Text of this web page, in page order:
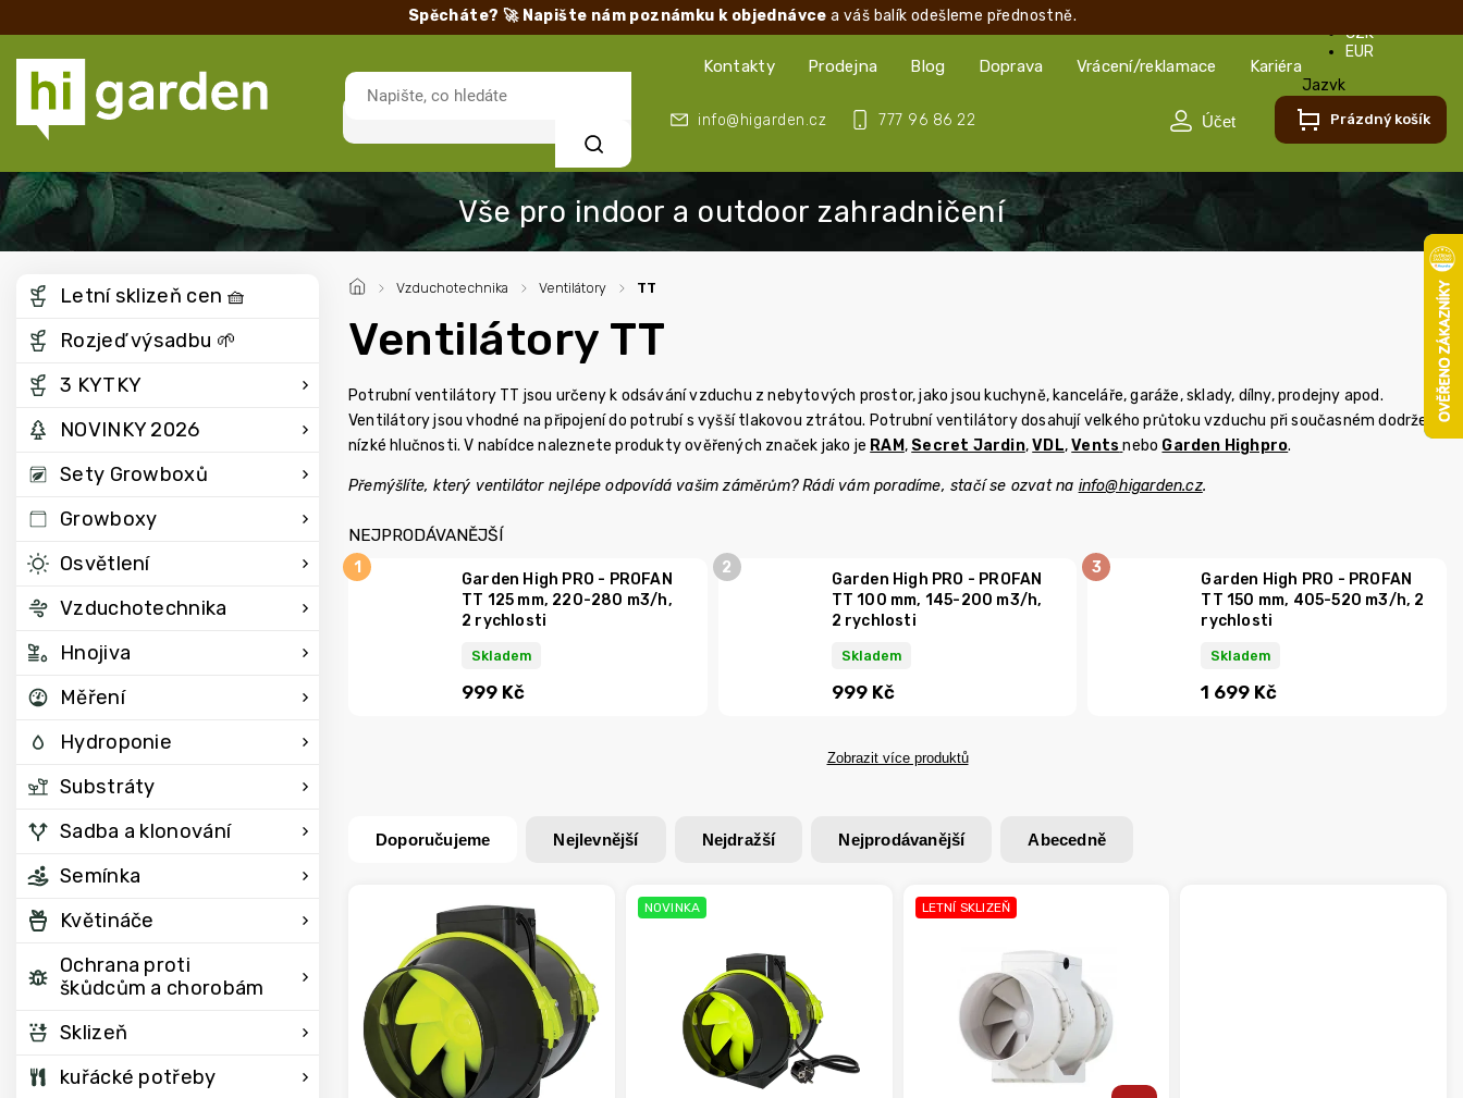
Spěcháte? 🚀 Napište nám poznámku k objednávce a váš balík odešleme přednostně.
777 96 86 22
info@higarden.cz
Kontakty Prodejna Blog Doprava Vrácení/reklamace Kariéra
CZK
EUR
Jazyk
Čeština
Hledat
Prázdný košík
/ Vzduchotechnika / Ventilátory / TT
Letní sklizeň cen 🧺
Rozjeď výsadbu 🌱
3 KYTKY
NOVINKY 2026
Sety Growboxů
Growboxy
Osvětlení
Vzduchotechnika
Hnojiva
Měření
Hydroponie
Substráty
Sadba a klonování
Semínka
Květináče
Ochrana proti
škůdcům a chorobám
Sklizeň
kuřácké potřeby
Ventilátory TT
Potrubní ventilátory TT jsou určeny k odsávání vzduchu z nebytových prostor, jako jsou kuchyně, kanceláře, garáže, sklady, dílny, prodejny apod.
Ventilátory jsou vhodné na připojení do potrubí s vyšší tlakovou ztrátou. Potrubní ventilátory dosahují velkého průtoku vzduchu při současném dodržení
nízké hlučnosti. V nabídce naleznete produkty ověřených značek jako je RAM, Secret Jardin,VDL,Vents nebo Garden Highpro.
Přemýšlíte, který ventilátor nejlépe odpovídá vašim záměrům? Rádi vám poradíme, stačí se ozvat na info@higarden.cz.
NEJPRODÁVANĚJŠÍ
Garden High PRO - PROFAN
TT 125 mm, 220-280 m3/h,
2 rychlosti
Skladem
999 Kč
Garden High PRO - PROFAN
TT 100 mm, 145-200 m3/h,
2 rychlosti
Skladem
999 Kč
Garden High PRO - PROFAN
TT 150 mm, 405-520 m3/h, 2
rychlosti
Skladem
1 699 Kč
Zobrazit více produktů
Doporučujeme Nejlevnější Nejdražší Nejprodávanější Abecedně
NOVINKA LETNÍ SKLIZEŇ